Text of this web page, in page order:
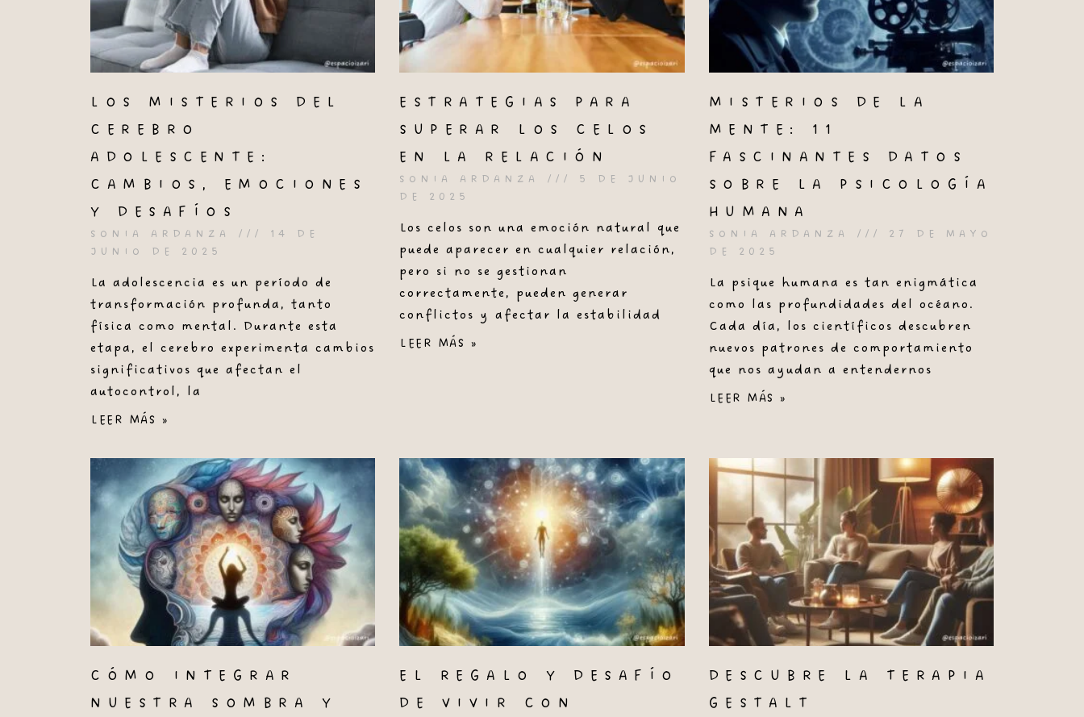
LOS MISTERIOS DEL
CEREBRO
ADOLESCENTE:
CAMBIOS, EMOCIONES
Y DESAFÍOS
SONIA ARDANZA
14 DE
JUNIO DE 2025
La adolescencia es un período de
transformación profunda, tanto
física como mental. Durante esta
etapa, el cerebro experimenta cambios
significativos que afectan el
autocontrol, la
LEER MÁS »
ESTRATEGIAS PARA
SUPERAR LOS CELOS
EN LA RELACIÓN
SONIA ARDANZA
5 DE JUNIO
DE 2025
Los celos son una emoción natural que
puede aparecer en cualquier relación,
pero si no se gestionan
correctamente, pueden generar
conflictos y afectar la estabilidad
LEER MÁS »
MISTERIOS DE LA
MENTE: 11
FASCINANTES DATOS
SOBRE LA PSICOLOGÍA
HUMANA
SONIA ARDANZA
27 DE MAYO
DE 2025
La psique humana es tan enigmática
como las profundidades del océano.
Cada día, los científicos descubren
nuevos patrones de comportamiento
que nos ayudan a entendernos
LEER MÁS »
CÓMO INTEGRAR
NUESTRA SOMBRA Y
EL REGALO Y DESAFÍO
DE VIVIR CON
DESCUBRE LA TERAPIA
GESTALT